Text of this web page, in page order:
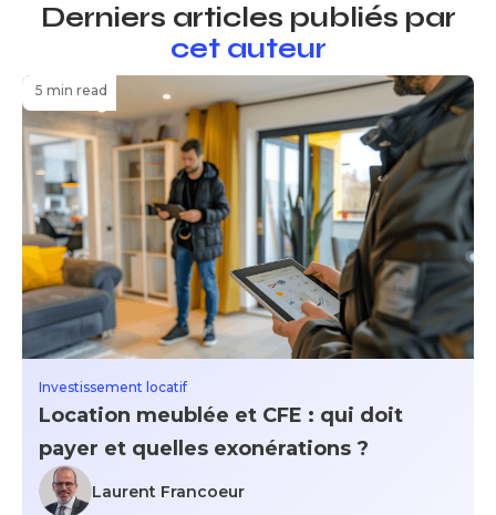
Derniers articles publiés par
cet auteur
5 min read
Investissement locatif
Location meublée et CFE : qui doit
payer et quelles exonérations ?
Laurent Francoeur